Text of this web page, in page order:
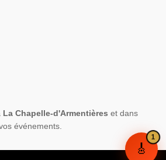
La Chapelle-d'Armentières et dans
événements.
🎸